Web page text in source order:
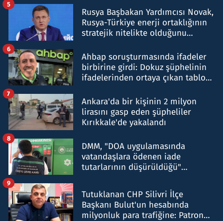
Rusya Başbakan Yardımcısı Novak,
Rusya-Türkiye enerji ortaklığının
stratejik nitelikte olduğunu
5
Ahbap soruşturmasında ifadeler
birbirine girdi: Dokuz şüphelinin
ifadelerinden ortaya çıkan tablo
6
Ankara'da bir kişinin 2 milyon
lirasını gasp eden şüpheliler
Kırıkkale'de yakalandı
7
DMM, "DOA uygulamasında
vatandaşlara ödenen iade
tutarlarının düşürüldüğü"
8
Tutuklanan CHP Silivri İlçe
Başkanı Bulut'un hesabında
milyonluk para trafiğine: Patron
9